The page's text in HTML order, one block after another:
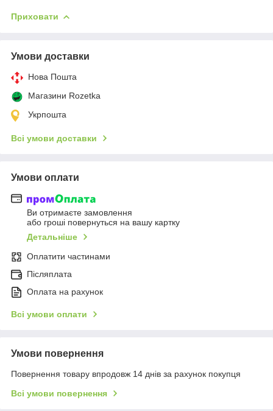
Приховати
Умови доставки
Нова Пошта
Магазини Rozetka
Укрпошта
Всі умови доставки
Умови оплати
Ви отримаєте замовлення
або гроші повернуться на вашу картку
Детальніше
Оплатити частинами
Післяплата
Оплата на рахунок
Всі умови оплати
Умови повернення
Повернення товару впродовж 14 днів за рахунок покупця
Всі умови повернення